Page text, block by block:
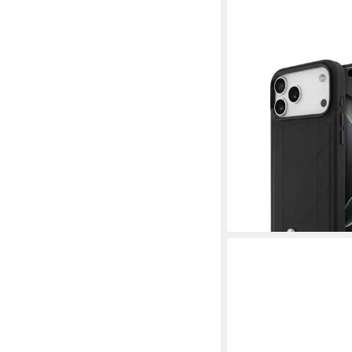
Handyhülle M Quilted
Kompatibel mit
Luxus 6,9,
lieferbar - in 4-5